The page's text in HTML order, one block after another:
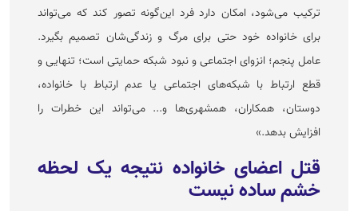
ترکیب می‌شود، امکان دارد فرد این‌گونه تصور کند که می‌تواند
برای خانواده خود حتی برای مرگ و زندگی‌شان تصمیم بگیرد.
عامل پنجم؛ انزوای اجتماعی و نبود شبکه حمایتی است؛ تنهایی و
قطع ارتباط با شبکه‌های اجتماعی یا عدم ارتباط با خانواده،
دوستان، همکاران، همشهری‌ها و... می‌تواند این خطرات را
افزایش بدهد.»
قتل اعضای خانواده نتیجه یک لحظه
خشم ساده نیست